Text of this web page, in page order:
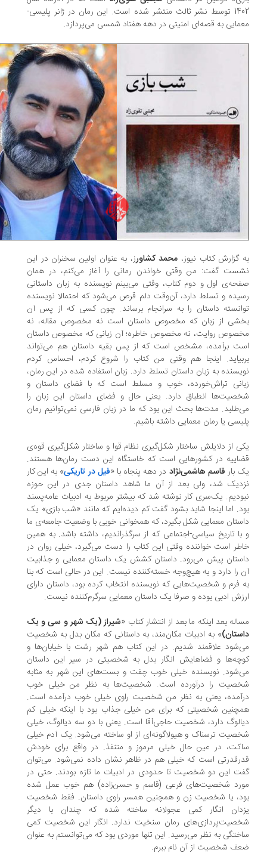
1402 توسط نشر ثالث منتشر شده است. این رمان در ژانر پلیسی-
به قصه‌ای امنیتی در دهه هفتاد شمسی می‌پردازد.
گزارش کتاب نیوز،محمد کشاورز، به عنوان اولین سخنران در این
گفت: من وقتی خواندن رمانی را آغاز می‌کنم، در همان
اول و دوم کتاب، وقتی می‌بینم نویسنده به زبان داستانی
و تسلط دارد، آن‌وقت دلم قرص می‌شود که احتمالا نویسنده
داستان را به سرانجام برساند. چون کسی که از پس آن
از زبان که مخصوص داستان است نه مخصوص مقاله، نه
روایت، نه مخصوص خاطره؛ آن زبانی که مخصوص داستان
برآمده، مشخص است که از پس بقیه داستان هم می‌تواند
اینجا هم وقتی من کتاب را شروع کردم، احساس کردم
به زبان داستان تسلط دارد. زبان استفاده شده در این رمان،
تراش‌خورده، خوب و مسلط است که با فضای داستان و
انطباق دارد. یعنی حال و فضای داستان این زبان را
مدت‌ها بحث این بود که ما در زبان فارسی نمی‌توانیم رمان
یا رمان معمایی داشته باشیم.
از دلایلش ساختار شکل‌گیری نظام قوا و ساختار شکل‌گیری قوه‌ی
در کشورهایی است که خاستگاه این دست رمان‌ها هستند.
بارقاسم هاشمی‌نژاددر دهه پنجاه با «فیل در تاریکی» به این کار
شد، ولی بعد از آن ما شاهد داستان جدی در این حوزه
یک‌سری کار نوشته شد که بیشتر مربوط به ادبیات عامه‌پسند
اما اینجا شاید بشود گفت کم دیده‌ایم که مانند «شب بازی» یک
معمایی شکل بگیرد، که همخوانی خوبی با وضعیت جامعه‌ی ما
تاریخ سیاسی-اجتماعی که از سرگذراندیم، داشته باشد. به همین
است خواننده وقتی این کتاب را دست می‌گیرد، خیلی روان در
پیش می‌رود. داستان کشش یک داستان معمایی و جذابیت
را دارد و به هیچ‌وجه خسته‌کننده نیست. این در حالی است که بنا
فرم و شخصیت‌هایی که نویسنده انتخاب کرده بود، داستان دارای
ادبی بوده و صرفا یک داستان معمایی سرگرم‌کننده نیست.
بعد اینکه ما بعد از انتشار کتاب «شیراز (یک شهر و سی و یک
» به ادبیات مکان‌مند، به داستانی که مکان بدل به شخصیت
علاقمند شدیم. در این کتاب‌ هم شهر رشت با خیابان‌ها و
و فضاهایش انگار بدل به شخصیتی در سیر این داستان
نویسنده خیلی خوب چفت و بست‌های این شهر به مثابه
را درآورده است. شخصیت‌ها به نظر من خیلی خوب
یعنی به نظر من شخصیت راوی خیلی خوب درآمده است.
شخصیتی که برای من خیلی جذاب بود با اینکه خیلی کم
دارد، شخصیت حاجی‌آقا است. یعنی با دو سه دیالوگ، خیلی
ترسناک و هیولاگونه‌ای از او ساخته می‌شود. یک آدم خیلی
در عین حال خیلی مرموز و متنفذ. در واقع برای خودش
است که خیلی هم در ظاهر نشان داده نمی‌شود. می‌توان
این دو شخصیت تا حدودی در ادبیات ما تازه بودند. حتی در
شخصیت‌های فرعی (قاسم و حسن‌زاده) هم خوب عمل شده
یا شخصیت زن و همچنین همسر راوی داستان. فقط شخصیت
انگار کمی عجولانه ساخته شده که چندان با دیگر
رمان سنخیت ندارد. انگار این شخصیت کمی
به نظر می‌رسید. این تنها موردی بود که می‌توانستم به عنوان
شخصیت از آن نام ببرم.